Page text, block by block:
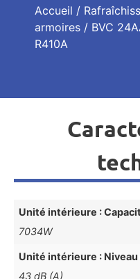
Accueil /
armoires / BVC
R410A
Unité intérieure :
7034W
Unité intérieure :
43 dB (A)